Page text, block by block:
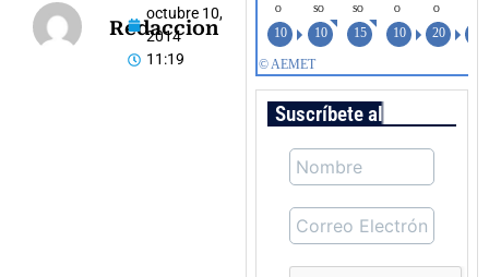
Redaccion
octubre 10,
2014
11:19
Suscríbete al boletín